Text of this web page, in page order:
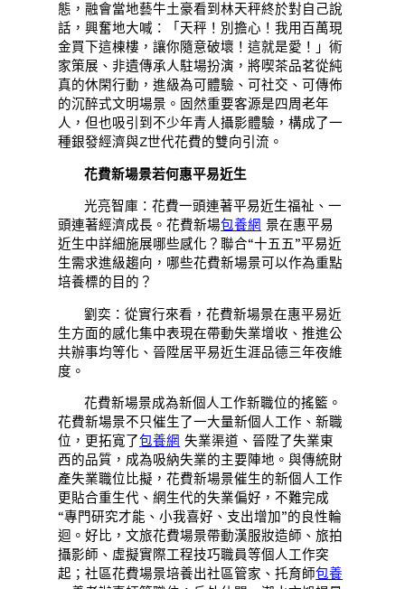
態，融會當地藝牛土豪看到林天秤終於對自己說
話，興奮地大喊：「天秤！別擔心！我用百萬現
金買下這棟樓，讓你隨意破壞！這就是愛！」術
家策展、非遺傳承人駐場扮演，將喫茶品茗從純
真的休閑行動，進級為可體驗、可社交、可傳佈
的沉醉式文明場景。固然重要客源是四周老年
人，但也吸引到不少年青人攝影體驗，構成了一
種銀發經濟與Z世代花費的雙向引流。
花費新場景若何惠平易近生
光亮智庫：花費一頭連著平易近生福祉、一
頭連著經濟成長。花費新場包養網 景在惠平易
近生中詳細施展哪些感化？聯合“十五五”平易近
生需求進級趨向，哪些花費新場景可以作為重點
培養標的目的？
劉奕：從實行來看，花費新場景在惠平易近
生方面的感化集中表現在帶動失業增收、推進公
共辦事均等化、晉陞居平易近生涯品德三年夜維
度。
花費新場景成為新個人工作新職位的搖籃。
花費新場景不只催生了一大量新個人工作、新職
位，更拓寬了包養網 失業渠道、晉陞了失業東
西的品質，成為吸納失業的主要陣地。與傳統財
產失業職位比擬，花費新場景催生的新個人工作
更貼合重生代、網生代的失業偏好，不難完成
“專門研究才能、小我喜好、支出增加”的良性輪
迴。好比，文旅花費場景帶動漢服妝造師、旅拍
攝影師、虛擬實際工程技巧職員等個人工作突
起；社區花費場景培養出社區管家、托育師包養